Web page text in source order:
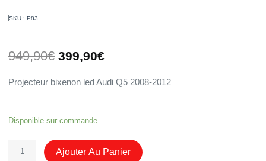
SKU : P83
949,90€ Le
prix
initial
était :
399,90€Le
actuel
est :
Projecteur bixenon led Audi Q5 2008-2012
Disponible sur commande
Quantité
Xénon
Ajouter Au Panier